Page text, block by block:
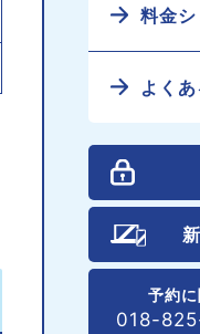
料金
よく
予約
018-